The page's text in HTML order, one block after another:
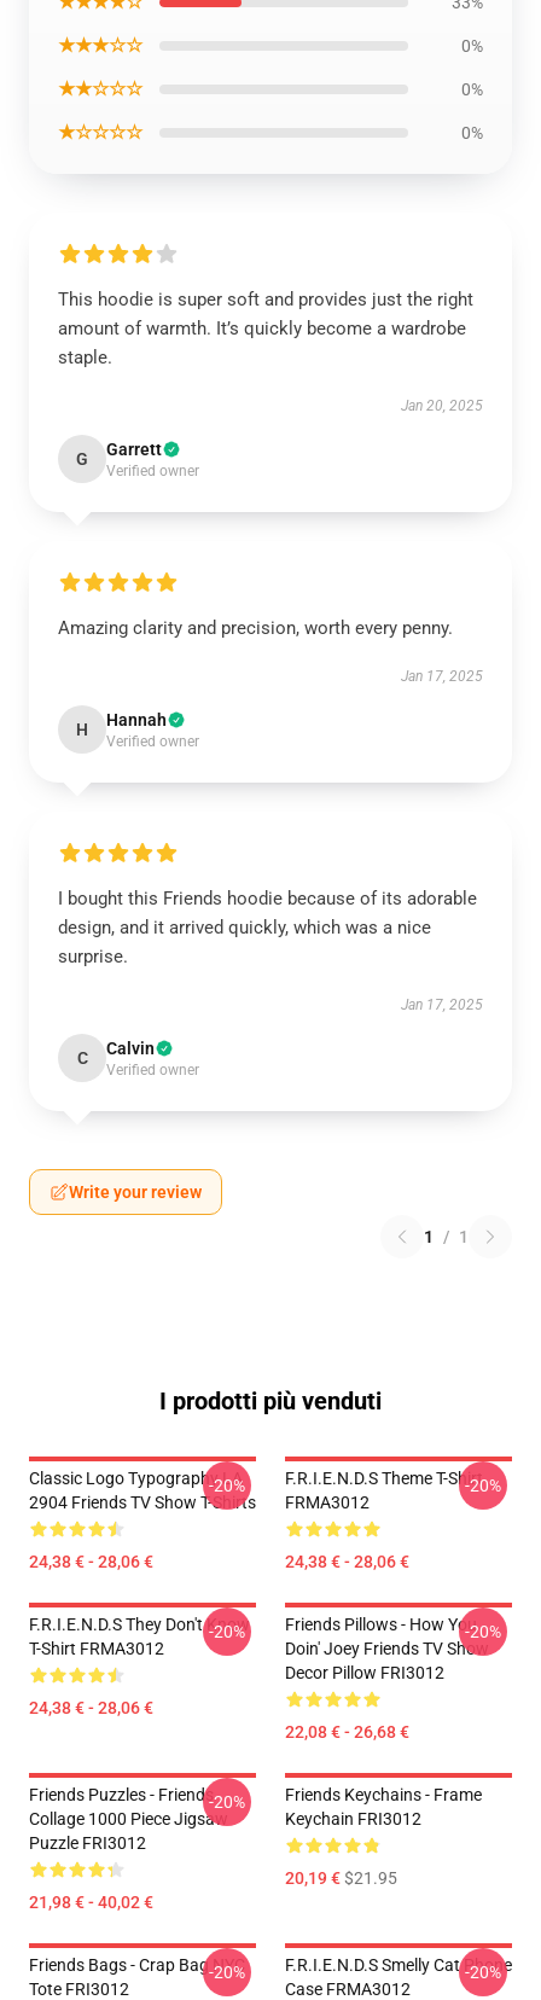
★★★☆☆ 0%
★★☆☆☆ 0%
★☆☆☆☆ 0%
This hoodie is super soft and provides just the right
amount of warmth. It’s quickly become a wardrobe
staple.
Jan 20, 2025
G Garrett
Verified owner
Amazing clarity and precision, worth every penny.
Jan 17, 2025
H Hannah
Verified owner
I bought this Friends hoodie because of its adorable
design, and it arrived quickly, which was a nice
surprise.
Jan 17, 2025
C Calvin
Verified owner
Write your review
1 / 1
I prodotti più venduti
Classic Logo Typography LA
2904 Friends TV Show T-Shirts
24,38 € - 28,06 €
-20%
F.R.I.E.N.D.S Theme T-Shirt
FRMA3012
24,38 € - 28,06 €
-20%
F.R.I.E.N.D.S They Don't Know
T-Shirt FRMA3012
24,38 € - 28,06 €
-20%
Friends Pillows - How You
Doin' Joey Friends TV Show
Decor Pillow FRI3012
22,08 € - 26,68 €
-20%
Friends Puzzles - Friends
Collage 1000 Piece Jigsaw
Puzzle FRI3012
21,98 € - 40,02 €
-20%
Friends Keychains - Frame
Keychain FRI3012
20,19 €$21.95
Friends Bags - Crap Bag NYC
Tote FRI3012
-20%
F.R.I.E.N.D.S Smelly Cat Phone
Case FRMA3012
-20%